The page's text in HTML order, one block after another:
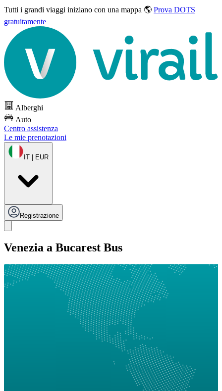
Tutti i grandi viaggi iniziano con una mappa 🌎 Prova DOTS
gratuitamente
Alberghi
Auto
Centro assistenza
Le mie prenotazioni
IT | EUR
Registrazione
Venezia a Bucarest Bus